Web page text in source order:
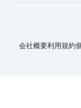
会社概要利用規約